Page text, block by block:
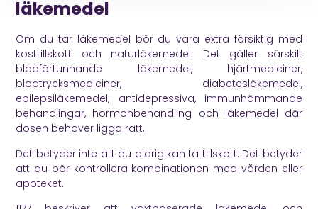
läkemedel
Om du tar läkemedel bör du vara extra försiktig med
kosttillskott och naturläkemedel. Det gäller särskilt
blodförtunnande läkemedel, hjärtmediciner,
blodtrycksmediciner, diabetesläkemedel,
epilepsiläkemedel, antidepressiva, immunhämmande
behandlingar, hormonbehandling och läkemedel där
dosen behöver ligga rätt.
Det betyder inte att du aldrig kan ta tillskott. Det betyder
att du bör kontrollera kombinationen med vården eller
apoteket.